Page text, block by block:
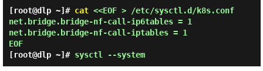
[root@dlp ~]# cat<<EOF > /etc/sysctl.d/k8s.conf
net.bridge.bridge-nf-call-ip6tables = 1
net.bridge.bridge-nf-call-iptables = 1
EOF
[root@dlp ~]# sysctl --system